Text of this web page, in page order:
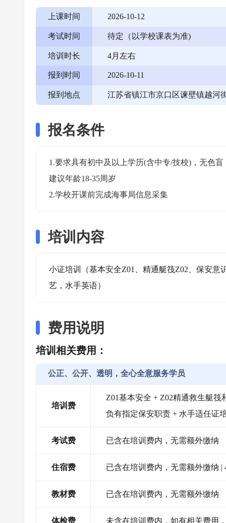
上课时间 2026-10-12
考试时间 待定（以学校课表为准)
培训时长 4月左右
报到时间 2026-10-11
报到地点 江苏省镇江市京口区谏壁镇越河
报名条件
1.要求具有初中及以上学历(含中专/技校)，无色
建议年龄18-35周岁
2.学校开课前完成海事局信息采集
培训内容
小证培训（基本安全Z01、精通艇筏Z02、保安
艺，水手英语）
费用说明
培训相关费用：
公正、公开、透明，全心全意服务学员
培训费
Z01基本安全 + Z02精通救生艇筏
负有指定保安职责 + 水手适任证
考试费 已含在培训费内，无需额外缴纳
住宿费 已含在培训费内，无需额外缴纳
教材费 已含在培训费内，无需额外缴纳
体检费 未含在培训费内，如有相关费用